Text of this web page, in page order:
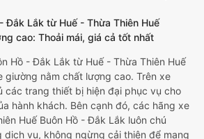
Đắk Lắk từ Huế - Thừa Thiên Huế
cao: Thoải mái, giá cả tốt nhất
Hồ - Đắk Lắk từ Huế - Thừa Thiên Huế
giường nằm chất lượng cao. Trên xe
các trang thiết bị hiện đại phục vụ cho
hành khách. Bên cạnh đó, các hãng xe
Huế Buôn Hồ - Đắk Lắk luôn chú
vụ, không ngừng cải thiện để mang